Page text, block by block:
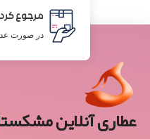
مرجوع
در صورت
عطاری آنلاین